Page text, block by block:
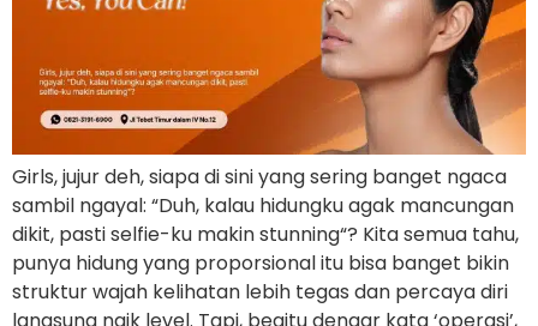
Girls, jujur deh, siapa di sini yang sering banget ngaca
sambil ngayal: “Duh, kalau hidungku agak mancungan
dikit, pasti selfie-ku makin stunning“? Kita semua tahu,
punya hidung yang proporsional itu bisa banget bikin
struktur wajah kelihatan lebih tegas dan percaya diri
langsung naik level. Tapi, begitu dengar kata ‘operasi’,